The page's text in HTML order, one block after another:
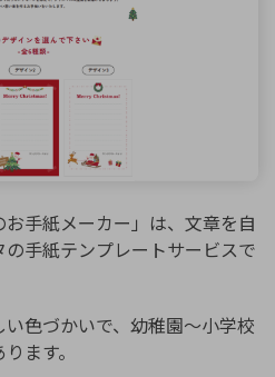
手紙メーカー」は、文章を自
手紙テンプレートサービスで
色づかいで、幼稚園〜小学校
ます。